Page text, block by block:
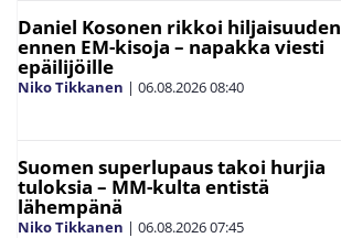
Daniel Kosonen rikkoi hiljaisuuden
ennen EM-kisoja – napakka viesti
epäilijöille
Niko Tikkanen | 06.08.202608:40
Suomen superlupaus takoi hurjia
tuloksia – MM-kulta entistä
lähempänä
Niko Tikkanen | 06.08.202607:45